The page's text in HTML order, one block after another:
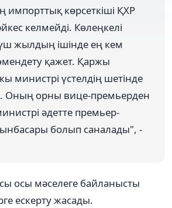
импорттық көрсеткіші ҚХР
келмейді. Көлеңкелі
жылдың ішінде ең кем
қажет. Қаржы
министрі үстелдің шетінде
Оның орны вице-премьерден
әдетте премьер-
болып саналады", -
осы мәселеге байланысты
ескерту жасады.